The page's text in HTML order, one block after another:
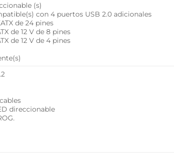
(s)
con 4 puertos USB 2.0 adicionales
de 24 pines
de 12 V de 8 pines
de 12 V de 4 pines
direccionable